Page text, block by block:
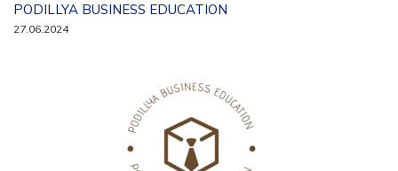
PODILLYA BUSINESS EDUCATION
27.06.2024